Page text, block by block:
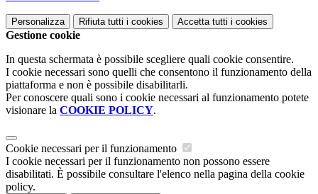
Personalizza Rifiuta tutti i cookies Accetta tutti i cookies
Gestione cookie
In questa schermata è possibile scegliere quali cookie consentire.
I cookie necessari sono quelli che consentono il funzionamento della
piattaforma e non è possibile disabilitarli.
Per conoscere quali sono i cookie necessari al funzionamento potete
visionare la COOKIE POLICY.
Cookie necessari per il funzionamento
I cookie necessari per il funzionamento non possono essere
disabilitati. È possibile consultare l'elenco nella pagina della cookie
policy.